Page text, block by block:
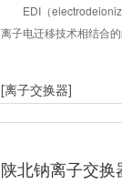
EDI（
离子电迁移技术相结合
[离子交换器]
陕北钠离子交换